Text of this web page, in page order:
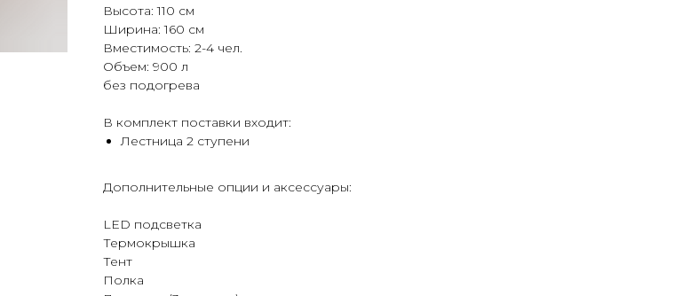
Высота: 110 см
Ширина: 160 см
Вместимость: 2-4 чел.
Объем: 900 л
без подогрева
В комплект поставки входит:
Лестница 2 ступени
Дополнительные опции и аксессуары:
LED подсветка
Термокрышка
Тент
Полка